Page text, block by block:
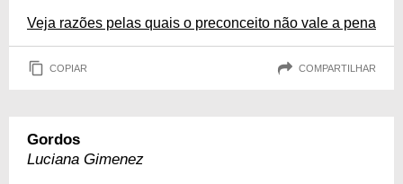
Veja razões pelas quais o preconceito não vale a pena
COPIAR COMPARTILHAR
Gordos
Luciana Gimenez